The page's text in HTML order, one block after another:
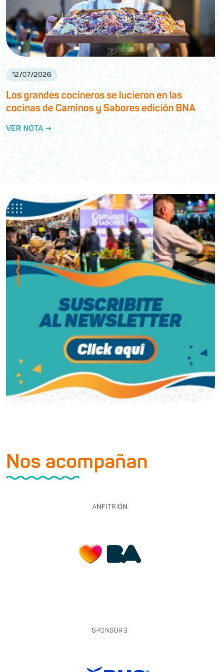
12/07/2026
Los grandes cocineros se lucieron en las
cocinas de Caminos y Sabores edición BNA
VER NOTA →
Nos acompañan
ANFITRIÓN:
SPONSORS: